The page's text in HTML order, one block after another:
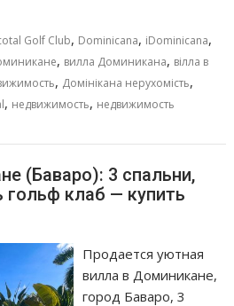
er
р
а
в
и
т
ь
Golf Club, Dominicana, iDominicana,
, вилла Доминикана, вілла в
, Домінікана нерухомість,
, недвижимость, недвижимость
(Баваро): 3 спальни,
гольф клаб — купить
Продается уютная
вилла в Доминикане,
город Баваро, 3